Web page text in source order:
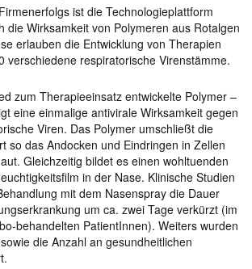
ist die Technologieplattform
die Wirksamkeit von Polymeren aus Rotalgen
erlauben die Entwicklung von Therapien
verschiedene respiratorische Virenstämme.
zum Therapieeinsatz entwickelte Polymer –
eine einmalige antivirale Wirksamkeit gegen
Viren. Das Polymer umschließt die
so das Andocken und Eindringen in Zellen
Gleichzeitig bildet es einen wohltuenden
in der Nase. Klinische Studien
mit dem Nasenspray die Dauer
um ca. zwei Tage verkürzt (im
behandelten PatientInnen). Weiters wurden
die Anzahl an gesundheitlichen